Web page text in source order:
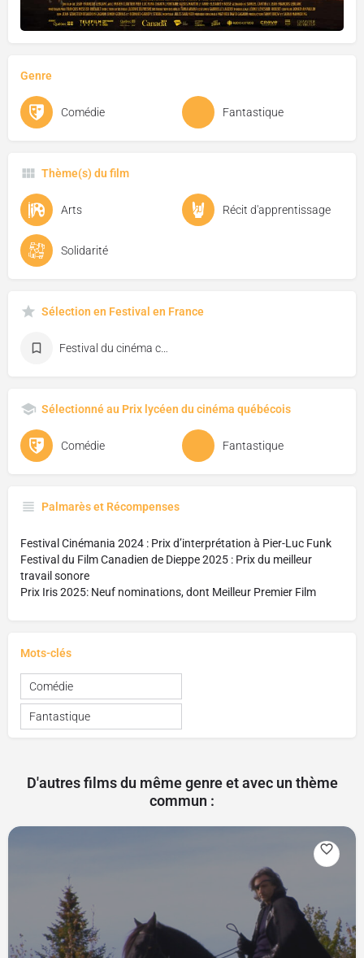
Genre
Comédie Fantastique
Thème(s) du film
Arts Récit d'apprentissage
Solidarité
Sélection en Festival en France
Sélectionné au Prix lycéen du cinéma québécois
Comédie Fantastique
Palmarès et Récompenses
Festival Cinémania 2024 : Prix d’interprétation à Pier-Luc Funk
Festival du Film Canadien de Dieppe 2025 : Prix du meilleur
travail sonore
Prix Iris 2025: Neuf nominations, dont Meilleur Premier Film
Mots-clés
Comédie
Fantastique
D'autres films du même genre et avec un thème
commun :